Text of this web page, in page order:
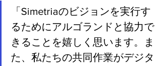
「Simetriaのビジョンを実行す
るためにアルゴランドと協力で
きることを嬉しく思います。ま
た、私たちの共同作業がデジタ